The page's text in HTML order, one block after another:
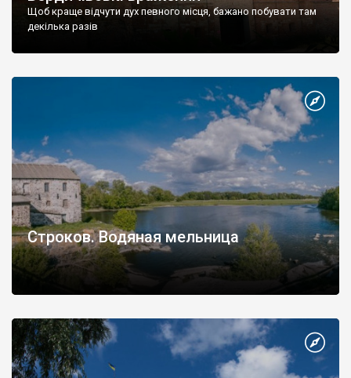
Щоб краще відчути дух певного місця, бажано побувати там
декілька разів
Строков. Водяная мельница